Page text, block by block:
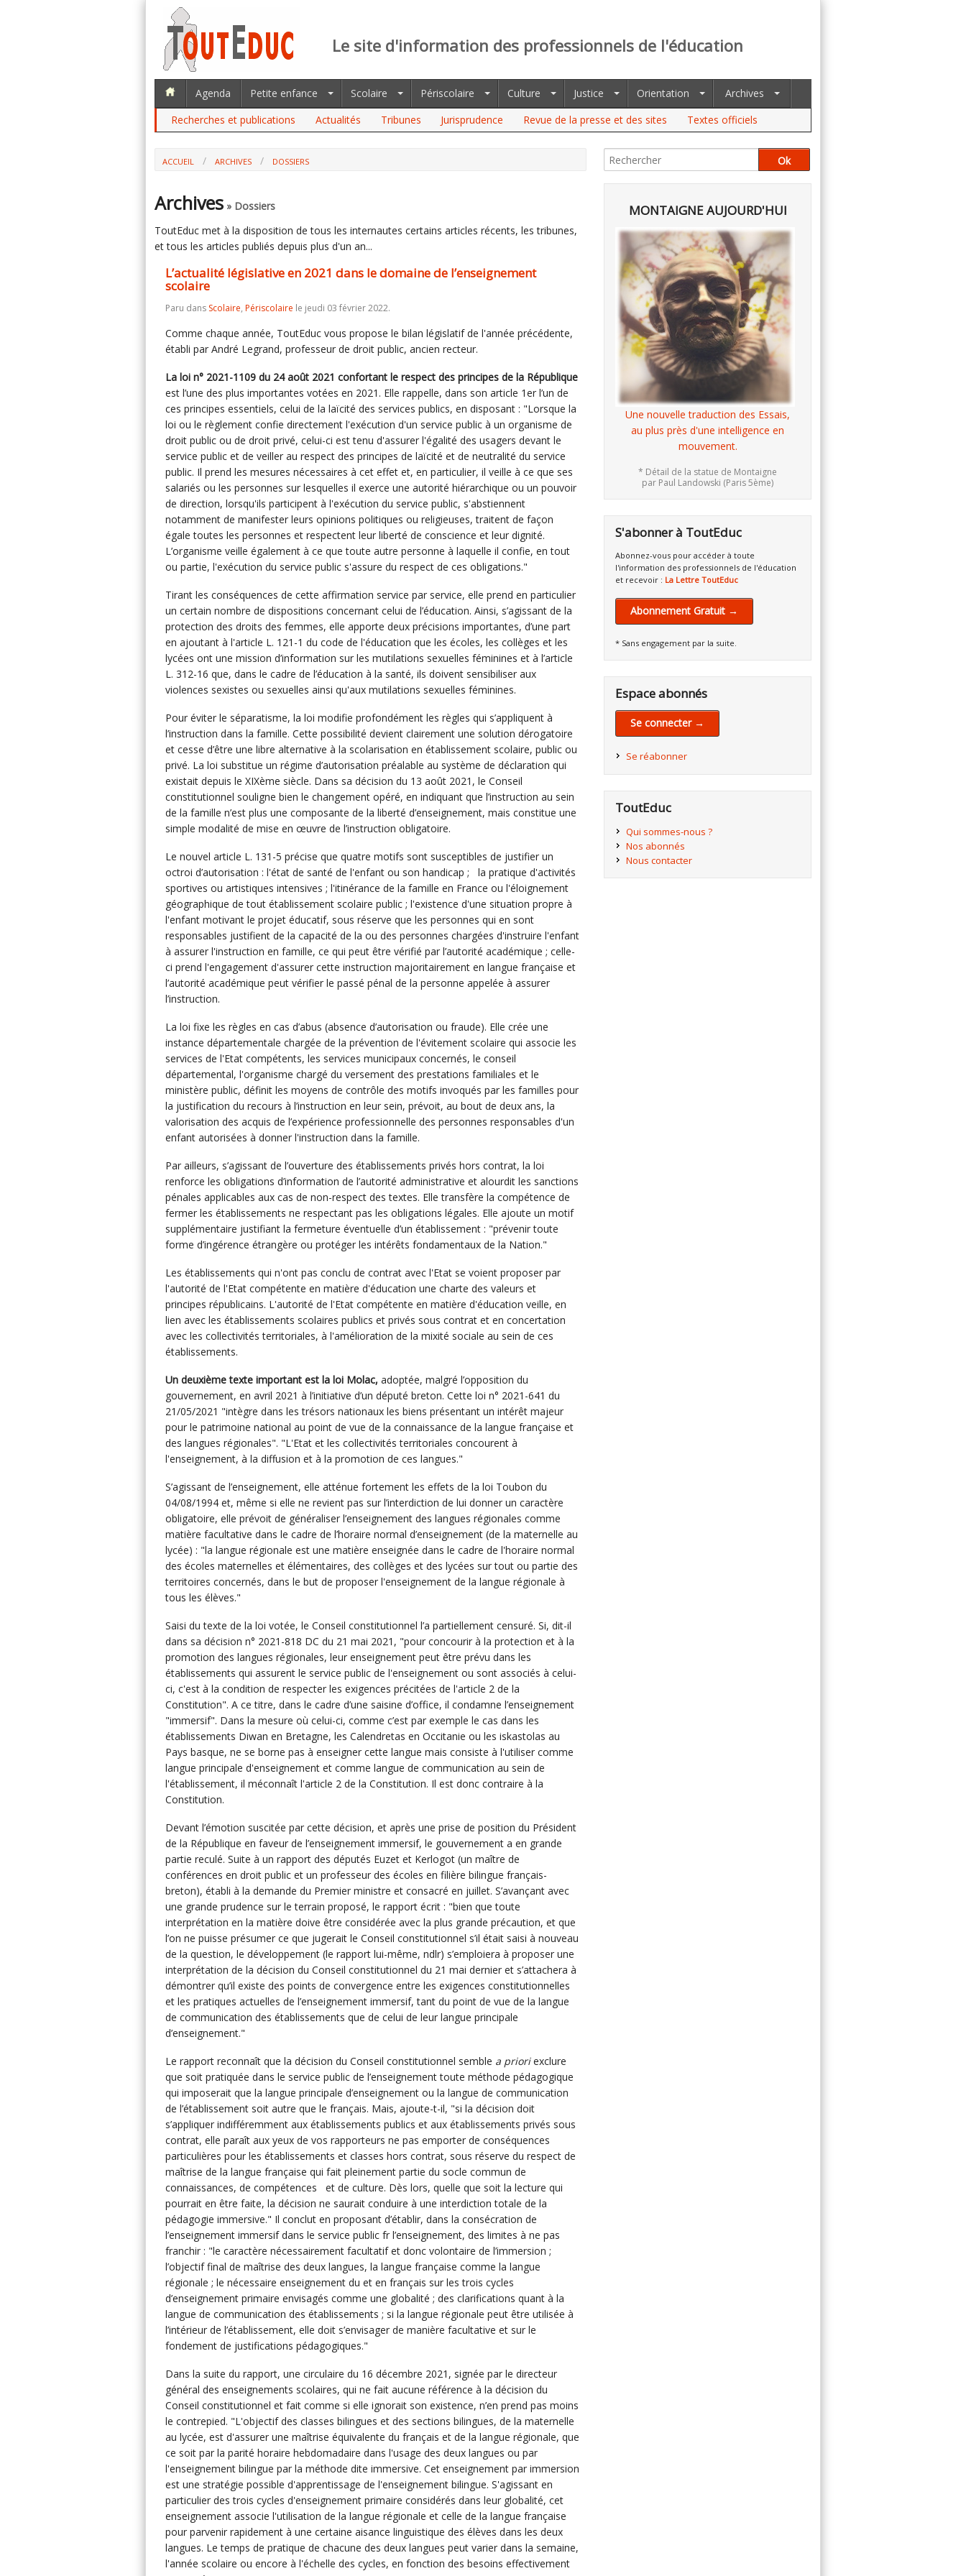
Le site d'information des professionnels de l'éducation
Agenda Petite enfance Scolaire Périscolaire Culture Justice Orientation
Archives
Recherches et publications
Actualités Tribunes Jurisprudence Revue de la presse et des sites Textes officiels
ACCUEIL ARCHIVES
DOSSIERS
Archives » Dossiers
ToutEduc met à la disposition de tous les internautes certains articles récents, les tribunes,
et tous les articles publiés depuis plus d'un an...
L’actualité législative en 2021 dans le domaine de l’enseignement
scolaire
Paru dans Scolaire, Périscolaire le jeudi 03 février 2022.
Comme chaque année, ToutEduc vous propose le bilan législatif de l'année précédente,
établi par André Legrand, professeur de droit public, ancien recteur.
La loi n° 2021-1109 du 24 août 2021 confortant le respect des principes de la République
est l’une des plus importantes votées en 2021. Elle rappelle, dans son article 1er l’un de
ces principes essentiels, celui de la laïcité des services publics, en disposant : "Lorsque la
loi ou le règlement confie directement l'exécution d'un service public à un organisme de
droit public ou de droit privé, celui-ci est tenu d'assurer l'égalité des usagers devant le
service public et de veiller au respect des principes de laïcité et de neutralité du service
public. Il prend les mesures nécessaires à cet effet et, en particulier, il veille à ce que ses
salariés ou les personnes sur lesquelles il exerce une autorité hiérarchique ou un pouvoir
de direction, lorsqu'ils participent à l'exécution du service public, s'abstiennent
notamment de manifester leurs opinions politiques ou religieuses, traitent de façon
égale toutes les personnes et respectent leur liberté de conscience et leur dignité.
L’organisme veille également à ce que toute autre personne à laquelle il confie, en tout
ou partie, l'exécution du service public s'assure du respect de ces obligations."
Tirant les conséquences de cette affirmation service par service, elle prend en particulier
un certain nombre de dispositions concernant celui de l’éducation. Ainsi, s’agissant de la
protection des droits des femmes, elle apporte deux précisions importantes, d’une part
en ajoutant à l'article L. 121-1 du code de l'éducation que les écoles, les collèges et les
lycées ont une mission d’information sur les mutilations sexuelles féminines et à l’article
L. 312-16 que, dans le cadre de l’éducation à la santé, ils doivent sensibiliser aux
violences sexistes ou sexuelles ainsi qu'aux mutilations sexuelles féminines.
Pour éviter le séparatisme, la loi modifie profondément les règles qui s’appliquent à
l’instruction dans la famille. Cette possibilité devient clairement une solution dérogatoire
et cesse d’être une libre alternative à la scolarisation en établissement scolaire, public ou
privé. La loi substitue un régime d’autorisation préalable au système de déclaration qui
existait depuis le XIXème siècle. Dans sa décision du 13 août 2021, le Conseil
constitutionnel souligne bien le changement opéré, en indiquant que l’instruction au sein
de la famille n’est plus une composante de la liberté d’enseignement, mais constitue une
simple modalité de mise en œuvre de l’instruction obligatoire.
Le nouvel article L. 131-5 précise que quatre motifs sont susceptibles de justifier un
octroi d’autorisation : l'état de santé de l'enfant ou son handicap ; la pratique d'activités
sportives ou artistiques intensives ; l'itinérance de la famille en France ou l'éloignement
géographique de tout établissement scolaire public ; l'existence d'une situation propre à
l'enfant motivant le projet éducatif, sous réserve que les personnes qui en sont
responsables justifient de la capacité de la ou des personnes chargées d'instruire l'enfant
à assurer l'instruction en famille, ce qui peut être vérifié par l’autorité académique ; celle-
ci prend l'engagement d'assurer cette instruction majoritairement en langue française et
l’autorité académique peut vérifier le passé pénal de la personne appelée à assurer
l’instruction.
La loi fixe les règles en cas d’abus (absence d’autorisation ou fraude). Elle crée une
instance départementale chargée de la prévention de l'évitement scolaire qui associe les
services de l'Etat compétents, les services municipaux concernés, le conseil
départemental, l'organisme chargé du versement des prestations familiales et le
ministère public, définit les moyens de contrôle des motifs invoqués par les familles pour
la justification du recours à l’instruction en leur sein, prévoit, au bout de deux ans, la
valorisation des acquis de l’expérience professionnelle des personnes responsables d'un
enfant autorisées à donner l'instruction dans la famille.
Par ailleurs, s’agissant de l’ouverture des établissements privés hors contrat, la loi
renforce les obligations d’information de l’autorité administrative et alourdit les sanctions
pénales applicables aux cas de non-respect des textes. Elle transfère la compétence de
fermer les établissements ne respectant pas les obligations légales. Elle ajoute un motif
supplémentaire justifiant la fermeture éventuelle d’un établissement : "prévenir toute
forme d’ingérence étrangère ou protéger les intérêts fondamentaux de la Nation."
Les établissements qui n'ont pas conclu de contrat avec l'Etat se voient proposer par
l'autorité de l'Etat compétente en matière d'éducation une charte des valeurs et
principes républicains. L'autorité de l'Etat compétente en matière d'éducation veille, en
lien avec les établissements scolaires publics et privés sous contrat et en concertation
avec les collectivités territoriales, à l'amélioration de la mixité sociale au sein de ces
établissements.
Un deuxième texte important est la loi Molac, adoptée, malgré l’opposition du
gouvernement, en avril 2021 à l’initiative d’un député breton. Cette loi n° 2021-641 du
21/05/2021 "intègre dans les trésors nationaux les biens présentant un intérêt majeur
pour le patrimoine national au point de vue de la connaissance de la langue française et
des langues régionales". "L'Etat et les collectivités territoriales concourent à
l'enseignement, à la diffusion et à la promotion de ces langues."
S’agissant de l’enseignement, elle atténue fortement les effets de la loi Toubon du
04/08/1994 et, même si elle ne revient pas sur l’interdiction de lui donner un caractère
obligatoire, elle prévoit de généraliser l’enseignement des langues régionales comme
matière facultative dans le cadre de l’horaire normal d’enseignement (de la maternelle au
lycée) : "la langue régionale est une matière enseignée dans le cadre de l'horaire normal
des écoles maternelles et élémentaires, des collèges et des lycées sur tout ou partie des
territoires concernés, dans le but de proposer l'enseignement de la langue régionale à
tous les élèves."
Saisi du texte de la loi votée, le Conseil constitutionnel l’a partiellement censuré. Si, dit-il
dans sa décision n° 2021-818 DC du 21 mai 2021, "pour concourir à la protection et à la
promotion des langues régionales, leur enseignement peut être prévu dans les
établissements qui assurent le service public de l'enseignement ou sont associés à celui-
ci, c'est à la condition de respecter les exigences précitées de l'article 2 de la
Constitution". A ce titre, dans le cadre d’une saisine d’office, il condamne l’enseignement
"immersif". Dans la mesure où celui-ci, comme c’est par exemple le cas dans les
établissements Diwan en Bretagne, les Calendretas en Occitanie ou les iskastolas au
Pays basque, ne se borne pas à enseigner cette langue mais consiste à l'utiliser comme
langue principale d'enseignement et comme langue de communication au sein de
l'établissement, il méconnaît l'article 2 de la Constitution. Il est donc contraire à la
Constitution.
Devant l’émotion suscitée par cette décision, et après une prise de position du Président
de la République en faveur de l’enseignement immersif, le gouvernement a en grande
partie reculé. Suite à un rapport des députés Euzet et Kerlogot (un maître de
conférences en droit public et un professeur des écoles en filière bilingue français-
breton), établi à la demande du Premier ministre et consacré en juillet. S’avançant avec
une grande prudence sur le terrain proposé, le rapport écrit : "bien que toute
interprétation en la matière doive être considérée avec la plus grande précaution, et que
l’on ne puisse présumer ce que jugerait le Conseil constitutionnel s’il était saisi à nouveau
de la question, le développement (le rapport lui-même, ndlr) s’emploiera à proposer une
interprétation de la décision du Conseil constitutionnel du 21 mai dernier et s’attachera à
démontrer qu’il existe des points de convergence entre les exigences constitutionnelles
et les pratiques actuelles de l’enseignement immersif, tant du point de vue de la langue
de communication des établissements que de celui de leur langue principale
d’enseignement."
Le rapport reconnaît que la décision du Conseil constitutionnel semble a prioriexclure
que soit pratiquée dans le service public de l’enseignement toute méthode pédagogique
qui imposerait que la langue principale d’enseignement ou la langue de communication
de l’établissement soit autre que le français. Mais, ajoute-t-il, "si la décision doit
s’appliquer indifféremment aux établissements publics et aux établissements privés sous
contrat, elle paraît aux yeux de vos rapporteurs ne pas emporter de conséquences
particulières pour les établissements et classes hors contrat, sous réserve du respect de
maîtrise de la langue française qui fait pleinement partie du socle commun de
connaissances, de compétences et de culture. Dès lors, quelle que soit la lecture qui
pourrait en être faite, la décision ne saurait conduire à une interdiction totale de la
pédagogie immersive." Il conclut en proposant d’établir, dans la consécration de
l’enseignement immersif dans le service public fr l’enseignement, des limites à ne pas
franchir : "le caractère nécessairement facultatif et donc volontaire de l’immersion ;
l’objectif final de maîtrise des deux langues, la langue française comme la langue
régionale ; le nécessaire enseignement du et en français sur les trois cycles
d’enseignement primaire envisagés comme une globalité ; des clarifications quant à la
langue de communication des établissements ; si la langue régionale peut être utilisée à
l’intérieur de l’établissement, elle doit s’envisager de manière facultative et sur le
fondement de justifications pédagogiques."
Dans la suite du rapport, une circulaire du 16 décembre 2021, signée par le directeur
général des enseignements scolaires, qui ne fait aucune référence à la décision du
Conseil constitutionnel et fait comme si elle ignorait son existence, n’en prend pas moins
le contrepied. "L'objectif des classes bilingues et des sections bilingues, de la maternelle
au lycée, est d'assurer une maîtrise équivalente du français et de la langue régionale, que
ce soit par la parité horaire hebdomadaire dans l'usage des deux langues ou par
l'enseignement bilingue par la méthode dite immersive. Cet enseignement par immersion
est une stratégie possible d'apprentissage de l'enseignement bilingue. S'agissant en
particulier des trois cycles d'enseignement primaire considérés dans leur globalité, cet
enseignement associe l'utilisation de la langue régionale et celle de la langue française
pour parvenir rapidement à une certaine aisance linguistique des élèves dans les deux
langues. Le temps de pratique de chacune des deux langues peut varier dans la semaine,
l'année scolaire ou encore à l'échelle des cycles, en fonction des besoins effectivement
MONTAIGNE AUJOURD'HUI
Une nouvelle traduction des Essais,
au plus près d'une intelligence en
mouvement.
* Détail de la statue de Montaigne
par Paul Landowski (Paris 5ème)
S'abonner à ToutEduc
Abonnez-vous pour accéder à toute
l'information des professionnels de l'éducation
et recevoir : La Lettre ToutEduc
Abonnement Gratuit →
* Sans engagement par la suite.
Espace abonnés
Se connecter →
Se réabonner
ToutEduc
Qui sommes-nous ?
Nos abonnés
Nous contacter